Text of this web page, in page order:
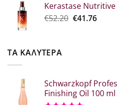
€26.00.είναι:
€20.80.
Kerastase
€52.20 Original
€41.76Η
ΤΑ ΚΑΛΥΤΕΡΑ
Schwarzkopf
Finishing Oil 100 ml